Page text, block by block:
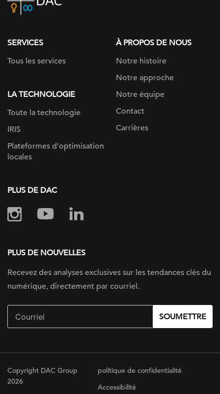
home
SERVICES
Tous les services
LA TECHNOLOGIE
Toute la technologie
IRIS
Plateformes d’optimisation
locales
À PROPOS DE NOUS
Notre histoire
Notre approche
Notre équipe
Contact
Carrières
PLUS DE DAC
PLUS DE NOUVELLES
Recevez des analyses exclusives sur les tendances clés du
numérique, directement par courriel.
SOUMETTRE
Copyright DAC Group
2026
politique de confidentialité
Accessibilité